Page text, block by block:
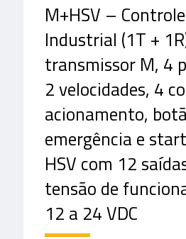
M+HSV –
Industrial (1T +
transmissor M, 4
2 velocidades, 4
acionamento,
emergência e
HSV com 12
tensão de
12 a 24 VDC